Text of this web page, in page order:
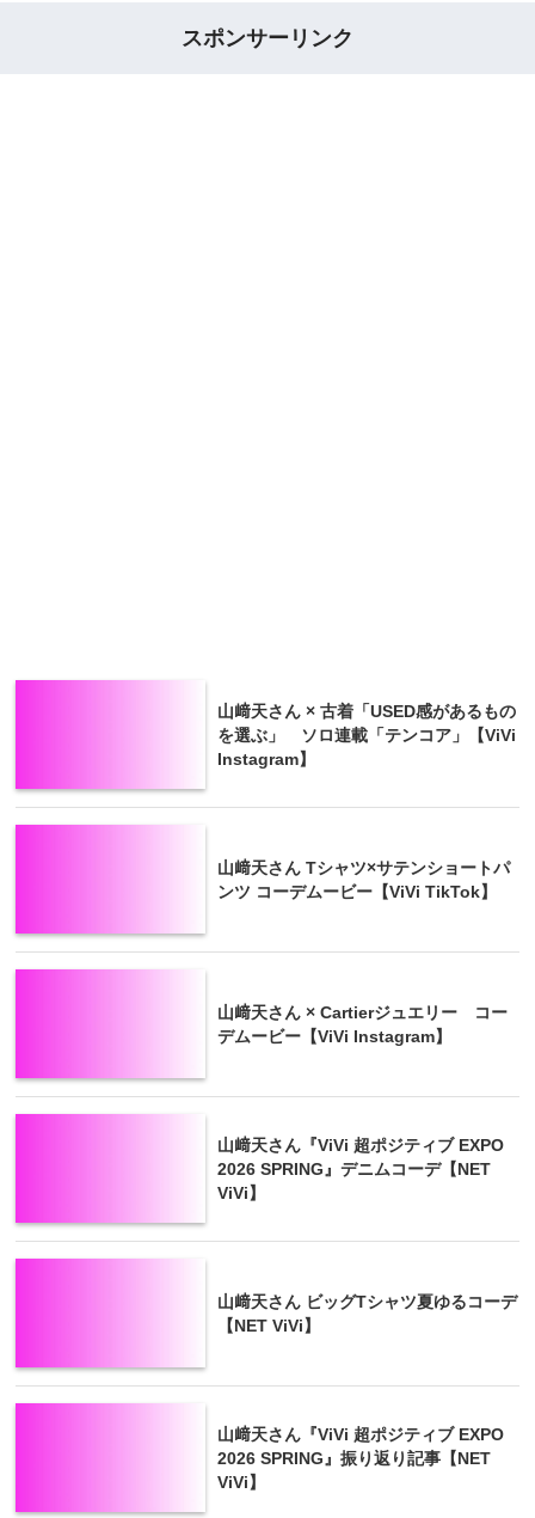
スポンサーリンク
山﨑天さん × 古着「USED感があるもの
を選ぶ」 ソロ連載「テンコア」【ViVi
Instagram】
山﨑天さん Tシャツ×サテンショートパ
ンツ コーデムービー【ViVi TikTok】
山﨑天さん × Cartierジュエリー コー
デムービー【ViVi Instagram】
山﨑天さん『ViVi 超ポジティブ EXPO
2026 SPRING』デニムコーデ【NET
ViVi】
山﨑天さん ビッグTシャツ夏ゆるコーデ
【NET ViVi】
山﨑天さん『ViVi 超ポジティブ EXPO
2026 SPRING』振り返り記事【NET
ViVi】